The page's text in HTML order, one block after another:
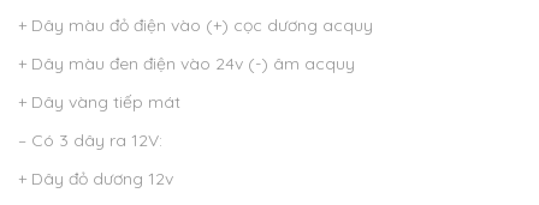
+ Dây màu đỏ điện vào (+) cọc dương acquy
+ Dây màu đen điện vào 24v (-) âm acquy
+ Dây vàng tiếp mát
– Có 3 dây ra 12V:
+ Dây đỏ dương 12v